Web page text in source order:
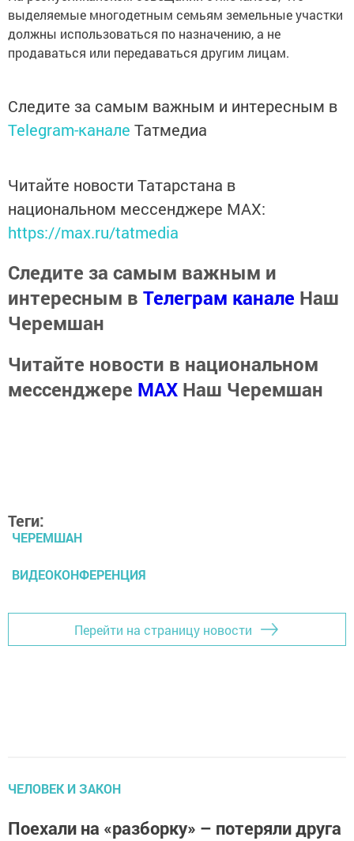
выделяемые многодетным семьям земельные участки
должны использоваться по назначению, а не
продаваться или передаваться другим лицам.
Следите за самым важным и интересным в
Telegram-канале Татмедиа
Читайте новости Татарстана в
национальном мессенджере MАХ:
https://max.ru/tatmedia
Следите за самым важным и
интересным в Телеграм канале Наш
Черемшан
Читайте новости в национальном
мессенджере MАХ Наш Черемшан
Теги:
ЧЕРЕМШАН
ВИДЕОКОНФЕРЕНЦИЯ
Перейти на страницу новости
ЧЕЛОВЕК И ЗАКОН
Поехали на «разборку» – потеряли друга